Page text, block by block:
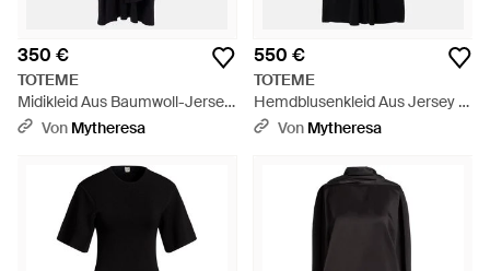
350 €
TOTEME
Midikleid Aus Baumwoll-Jersey
- Schwarz
Von Mytheresa
550 €
TOTEME
Hemdblusenkleid Aus Jersey -
Schwarz
Von Mytheresa